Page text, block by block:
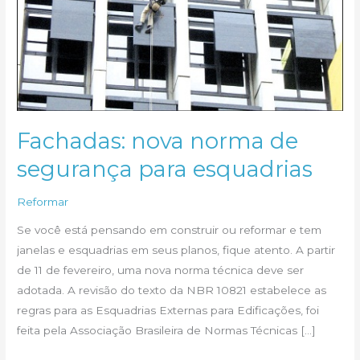
Fachadas: nova norma de
segurança para esquadrias
Reformar
Se você está pensando em construir ou reformar e tem
janelas e esquadrias em seus planos, fique atento. A partir
de 11 de fevereiro, uma nova norma técnica deve ser
adotada. A revisão do texto da NBR 10821 estabelece as
regras para as Esquadrias Externas para Edificações, foi
feita pela Associação Brasileira de Normas Técnicas […]